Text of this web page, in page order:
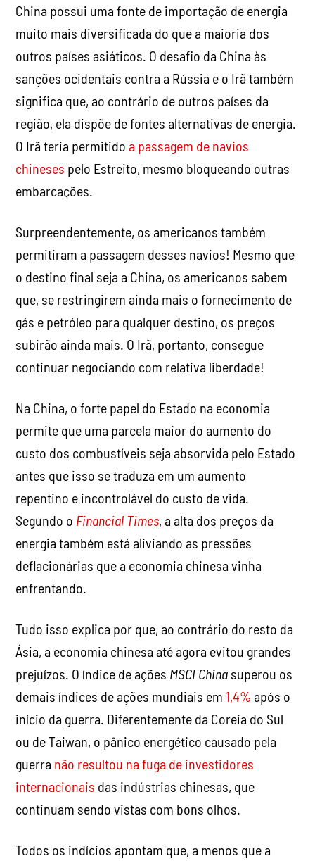
China possui uma fonte de importação de energia
muito mais diversificada do que a maioria dos
outros países asiáticos. O desafio da China às
sanções ocidentais contra a Rússia e o Irã também
significa que, ao contrário de outros países da
região, ela dispõe de fontes alternativas de energia.
O Irã teria permitido a passagem de navios
chineses pelo Estreito, mesmo bloqueando outras
embarcações.
Surpreendentemente, os americanos também
permitiram a passagem desses navios! Mesmo que
o destino final seja a China, os americanos sabem
que, se restringirem ainda mais o fornecimento de
gás e petróleo para qualquer destino, os preços
subirão ainda mais. O Irã, portanto, consegue
continuar negociando com relativa liberdade!
Na China, o forte papel do Estado na economia
permite que uma parcela maior do aumento do
custo dos combustíveis seja absorvida pelo Estado
antes que isso se traduza em um aumento
repentino e incontrolável do custo de vida.
Segundo o Financial Times, a alta dos preços da
energia também está aliviando as pressões
deflacionárias que a economia chinesa vinha
enfrentando.
Tudo isso explica por que, ao contrário do resto da
Ásia, a economia chinesa até agora evitou grandes
prejuízos. O índice de ações MSCI China superou os
demais índices de ações mundiais em1,4% após o
início da guerra. Diferentemente da Coreia do Sul
ou de Taiwan, o pânico energético causado pela
guerra não resultou na fuga de investidores
internacionais das indústrias chinesas, que
continuam sendo vistas com bons olhos.
Todos os indícios apontam que, a menos que a